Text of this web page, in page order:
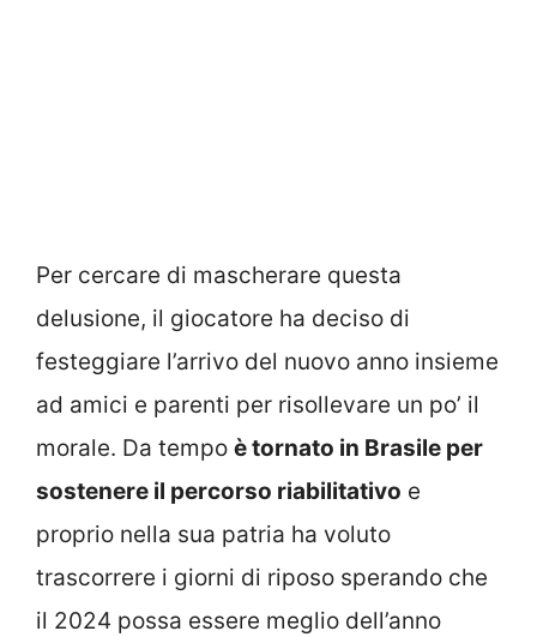
Per cercare di mascherare questa
delusione, il giocatore ha deciso di
festeggiare l’arrivo del nuovo anno insieme
ad amici e parenti per risollevare un po’ il
morale. Da tempo è tornato in Brasile per
sostenere il percorso riabilitativo e
proprio nella sua patria ha voluto
trascorrere i giorni di riposo sperando che
il 2024 possa essere meglio dell’anno